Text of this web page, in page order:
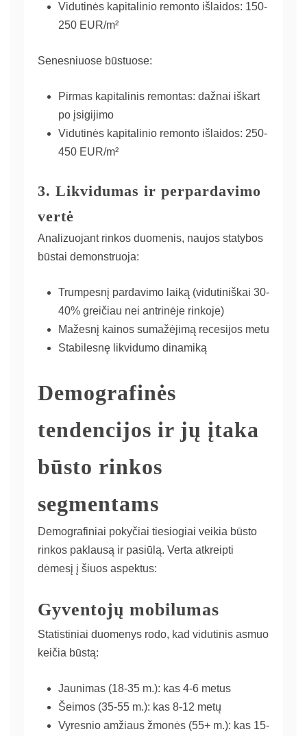
Vidutinės kapitalinio remonto išlaidos: 150-
250 EUR/m²
Senesniuose būstuose:
Pirmas kapitalinis remontas: dažnai iškart
po įsigijimo
Vidutinės kapitalinio remonto išlaidos: 250-
450 EUR/m²
3. Likvidumas ir perpardavimo
vertė
Analizuojant rinkos duomenis, naujos statybos
būstai demonstruoja:
Trumpesnį pardavimo laiką (vidutiniškai 30-
40% greičiau nei antrinėje rinkoje)
Mažesnį kainos sumažėjimą recesijos metu
Stabilesnę likvidumo dinamiką
Demografinės
tendencijos ir jų įtaka
būsto rinkos
segmentams
Demografiniai pokyčiai tiesiogiai veikia būsto
rinkos paklausą ir pasiūlą. Verta atkreipti
dėmesį į šiuos aspektus:
Gyventojų mobilumas
Statistiniai duomenys rodo, kad vidutinis asmuo
keičia būstą:
Jaunimas (18-35 m.): kas 4-6 metus
Šeimos (35-55 m.): kas 8-12 metų
Vyresnio amžiaus žmonės (55+ m.): kas 15-